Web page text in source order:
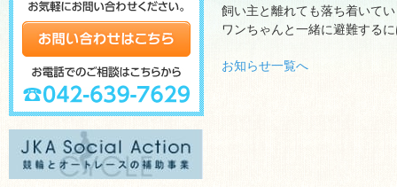
飼い主と離れても落ち着いて
ワンちゃんと一緒に避難する
お知らせ一覧へ